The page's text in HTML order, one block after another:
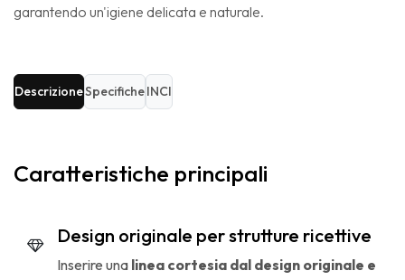
garantendo un'igiene delicata e naturale.​
DescrizioneSpecificheINCI
Caratteristiche principali
Design originale per strutture ricettive
Inserire una linea cortesia dal design originale e